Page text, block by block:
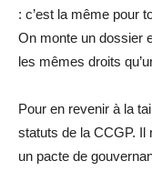
: c’est la même pour
On monte un dossier
les mêmes droits
Pour en revenir à la
statuts de la CCGP. Il
un pacte de